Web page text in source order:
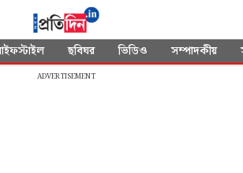
ছবিঘর ভিডিও সম্পাদকীয়
ADVERTISEMENT